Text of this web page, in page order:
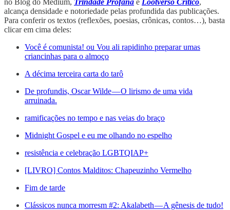
alcança densidade e notoriedade pelas profundida das publicações.
Para conferir os textos (reflexões, poesias, crônicas, contos…), basta
clicar em cima deles:
Você é comunista! ou Vou ali rapidinho preparar umas
criancinhas para o almoço
A décima terceira carta do tarô
De profundis, Oscar Wilde — O lirismo de uma vida
arruinada.
ramificações no tempo e nas veias do braço
Midnight Gospel e eu me olhando no espelho
resistência e celebração LGBTQIAP+
[LIVRO] Contos Malditos: Chapeuzinho Vermelho
Fim de tarde
Clássicos nunca morresm #2: Akalabeth — A gênesis de tudo!